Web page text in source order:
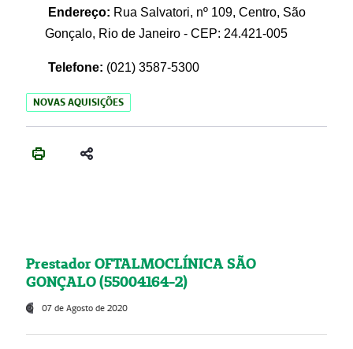
Endereço: Rua Salvatori, nº 109, Centro, São
Gonçalo, Rio de Janeiro - CEP: 24.421-005
Telefone: (021) 3587-5300
NOVAS AQUISIÇÕES
Prestador OFTALMOCLÍNICA SÃO
GONÇALO (55004164-2)
07 de Agosto de 2020